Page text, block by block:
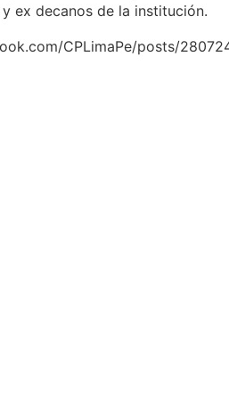
ex decanos de la institución.
CPLimaPe/posts/